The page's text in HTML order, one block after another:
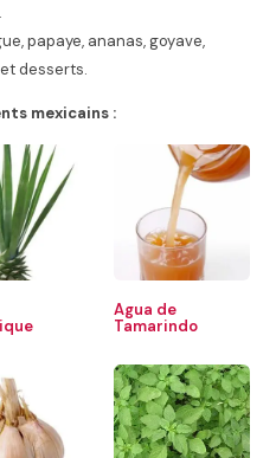
papaye, ananas, goyave,
desserts.
mexicains :
Agua de
Tamarindo